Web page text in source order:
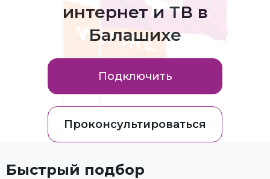
интернет и ТВ в
Балашихе
Подключить
Проконсультироваться
Быстрый подбор